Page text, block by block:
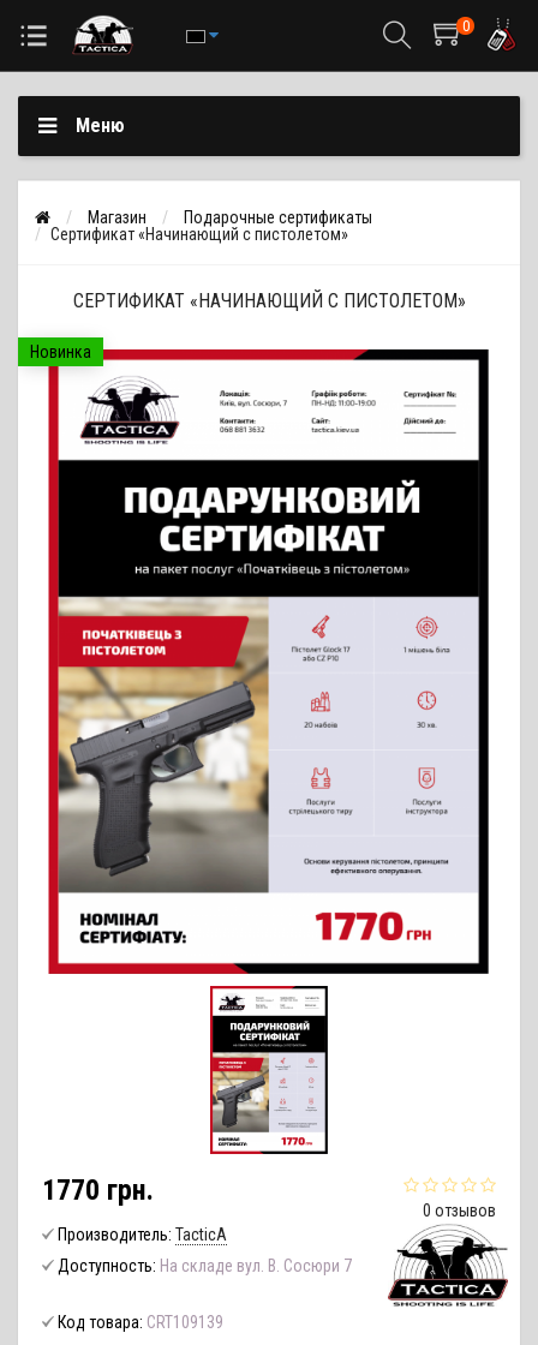
0
Меню
Магазин
Подарочные сертификаты
Сертификат «Начинающий с пистолетом»
СЕРТИФИКАТ «НАЧИНАЮЩИЙ С ПИСТОЛЕТОМ»
Новинка
0 отзывов
1770 грн.
Производитель: TacticA
Доступность: На складе вул. В. Сосюри 7
Код товара: CRT109139